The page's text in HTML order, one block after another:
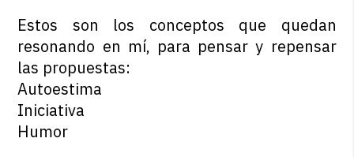
Estos son los conceptos que quedan
resonando en mí, para pensar y repensar
las propuestas:
Autoestima
Iniciativa
Humor